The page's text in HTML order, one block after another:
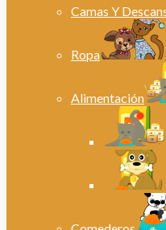
Camas Y
Ropa
Alimentación